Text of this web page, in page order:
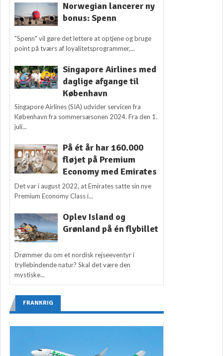
Norwegian lancerer ny
bonus: Spenn
"Spenn" vil gøre det lettere at optjene og bruge
point på tværs af loyalitetsprogrammer,...
Singapore Airlines med
daglige afgange til
København
Singapore Airlines (SIA) udvider servicen fra
København fra sommersæsonen 2024. Fra den 1.
juli...
På ét år har 160.000
fløjet på Premium
Economy med Emirates
Det var i august 2022, at Emirates satte sin nye
Premium Economy Class i...
Oplev Island og
Grønland på én flybillet
Drømmer du om et nordisk rejseeventyr i
tryllebindende natur? Skal det være den
mystiske...
FRANKRIG